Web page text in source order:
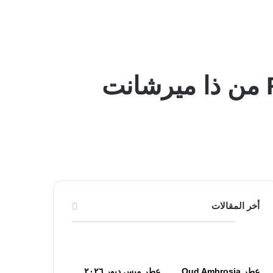
عطر Renaissance The Merchant Of Venice من ذا ميرشانت
أخر المقالات